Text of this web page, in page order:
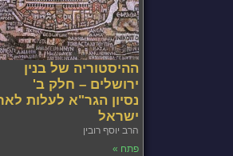
ההיסטוריה של בנין
ירושלים – חלק ב'
נסיון הגר"א לעלות
ישראל
הרב יוסף רובין
פתח »